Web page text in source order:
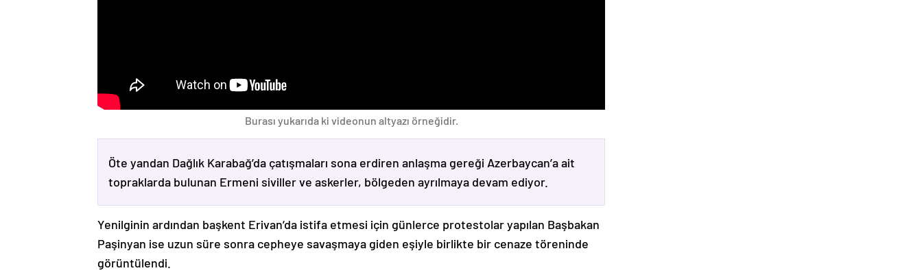
Burası yukarıda ki videonun altyazı örneğidir.
Öte yandan Dağlık Karabağ’da çatışmaları sona erdiren anlaşma gereği Azerbaycan’a ait
topraklarda bulunan Ermeni siviller ve askerler, bölgeden ayrılmaya devam ediyor.
Yenilginin ardından başkent Erivan’da istifa etmesi için günlerce protestolar yapılan Başbakan
Paşinyan ise uzun süre sonra cepheye savaşmaya giden eşiyle birlikte bir cenaze töreninde
görüntülendi.